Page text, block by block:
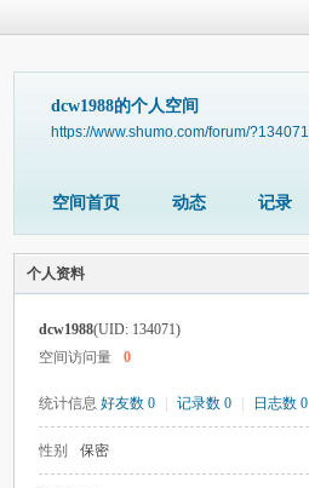
dcw1988的个人空间
https://www.shumo.com/forum/?134071
空间首页 动态 记录
个人资料
dcw1988(UID: 134071)
空间访问量
0
统计信息 好友数 0 记录数 0 日志数 0
性别 保密